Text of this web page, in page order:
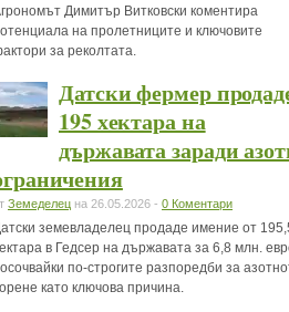
Димитър Витковски коментира
на пролетниците и ключовите
за реколтата.
Датски фермер
195 хектара на
държавата заради
Земеделец на 26.05.2026 - 0 Коментари
земевладелец продаде имение от
в Гедсер на държавата за 6,8 млн.
по-строгите разпоредби за
като ключова причина.